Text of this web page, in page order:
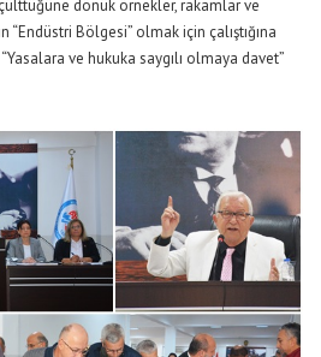
dönük örnekler, rakamlar ve
“Endüstri Bölgesi” olmak için çalıştığına
ve hukuka saygılı olmaya davet”